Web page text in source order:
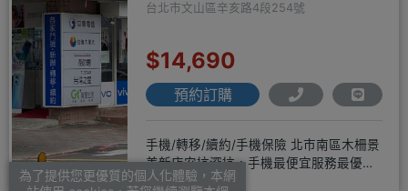
台北市文山區辛亥路4段254號
$14,690
預約訂購
手機/轉移/續約/手機保險 北市南區木柵景
美新店安坑深坑，手機最便宜服務最優
質。深耕28年經驗豐富擅於
為了提供您更優質的個人化體驗，本網